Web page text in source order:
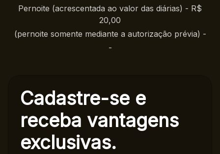
Pernoite (acrescentada ao valor das diárias) - R$
20,00
(pernoite somente mediante a autorização prévia) -
-
Cadastre-se e
receba vantagens
exclusivas.